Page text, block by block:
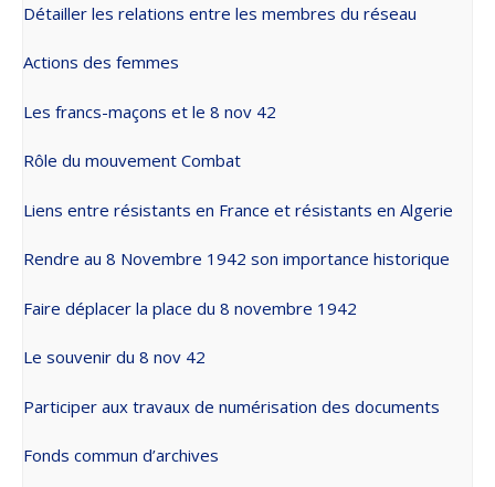
Détailler les relations entre les membres du réseau
Actions des femmes
Les francs-maçons et le 8 nov 42
Rôle du mouvement Combat
Liens entre résistants en France et résistants en Algerie
Rendre au 8 Novembre 1942 son importance historique
Faire déplacer la place du 8 novembre 1942
Le souvenir du 8 nov 42
Participer aux travaux de numérisation des documents
Fonds commun d’archives